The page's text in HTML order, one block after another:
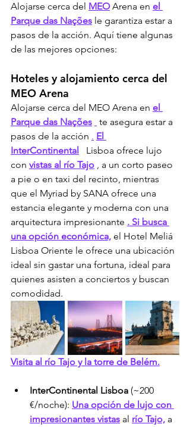
Alojarse cerca del MEO Arena en el
Parque das Nações le garantiza estar a
pasos de la acción. Aquí tiene algunas
de las mejores opciones:
Hoteles y alojamiento cerca del
MEO Arena
Alojarse cerca del MEO Arena en el
Parque das Nações
te asegura estar a
pasos de la acción . El
InterContinental
Lisboa ofrece lujo
con vistas al río Tajo , a un corto paseo
a pie o en taxi del recinto, mientras
que el Myriad by SANA ofrece una
estancia elegante y moderna con una
arquitectura impresionante . Si busca
una opción económica, el Hotel Meliá
Lisboa Oriente le ofrece una ubicación
ideal sin gastar una fortuna, ideal para
quienes asisten a conciertos y buscan
comodidad.
Visita al río Tajo y la torre de Belém.
InterContinental Lisboa (~200
€/noche): Una opción de lujo con
impresionantes vistas al río Tajo, a